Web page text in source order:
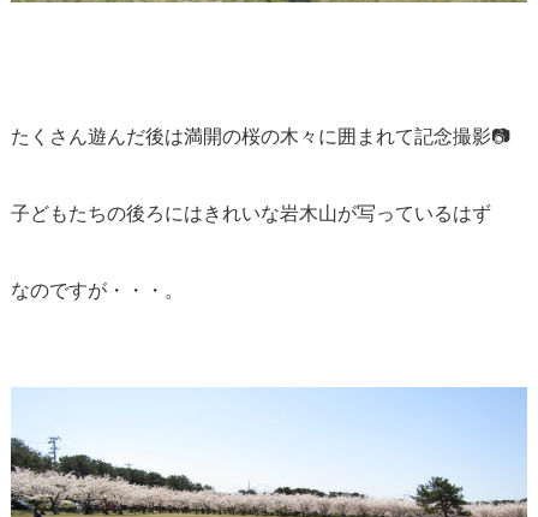
たくさん遊んだ後は満開の桜の木々に囲まれて記念撮影📷
子どもたちの後ろにはきれいな岩木山が写っているはず
なのですが・・・。